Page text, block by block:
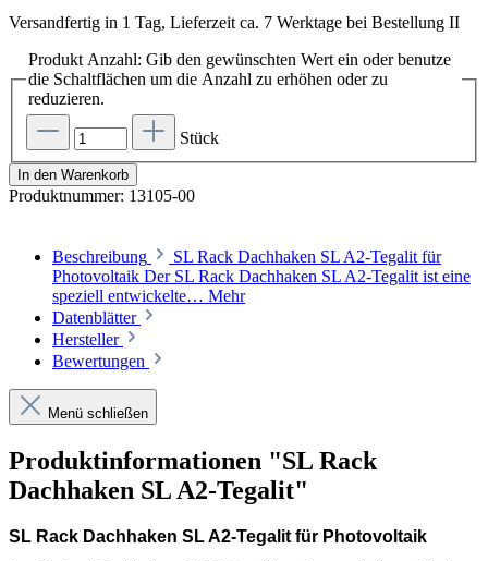
Versandfertig in 1 Tag, Lieferzeit ca. 7 Werktage bei Bestellung II
Produkt Anzahl: Gib den gewünschten Wert ein oder benutze
die Schaltflächen um die Anzahl zu erhöhen oder zu
reduzieren.
Stück
In den Warenkorb
Produktnummer: 13105-00
Beschreibung
SL Rack Dachhaken SL A2-Tegalit für
Photovoltaik Der SL Rack Dachhaken SL A2-Tegalit ist eine
speziell entwickelte… Mehr
Datenblätter
Hersteller
Bewertungen
Menü schließen
Produktinformationen "SL Rack
Dachhaken SL A2-Tegalit"
SL Rack Dachhaken SL A2-Tegalit für Photovoltaik